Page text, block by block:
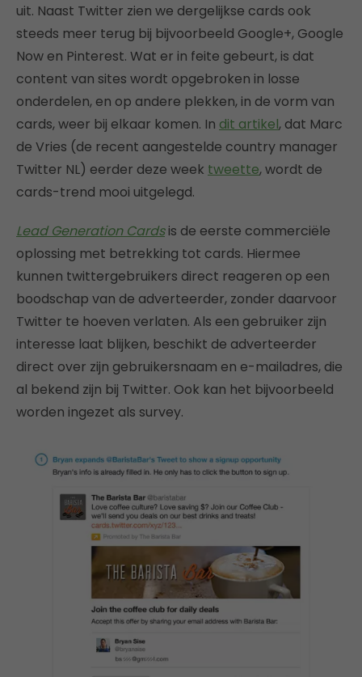
uit. Naast Twitter zien we dergelijkse cards ook
steeds meer terug bij bijvoorbeeld Google+, Google
Now en Pinterest. Wat er in feite gebeurt, is dat
content van sites wordt opgebroken in losse
onderdelen, en op andere plekken, in de vorm van
cards, weer bij elkaar komen. In dit artikel, dat Marc
de Vries (de recent aangestelde country manager
Twitter NL) eerder deze week tweette, wordt de
cards-trend mooi uitgelegd.
Lead Generation Cardsis de eerste commerciële
oplossing met betrekking tot cards. Hiermee
kunnen twittergebruikers direct reageren op een
boodschap van de adverteerder, zonder daarvoor
Twitter te hoeven verlaten. Als een gebruiker zijn
interesse laat blijken, beschikt de adverteerder
direct over zijn gebruikersnaam en e-mailadres, die
al bekend zijn bij Twitter. Ook kan het bijvoorbeeld
worden ingezet als survey.